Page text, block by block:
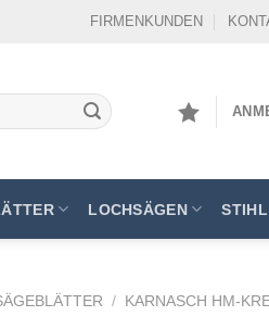
FIRMENKUNDEN
LOCHSÄGEN
/
KARNASCH HM-